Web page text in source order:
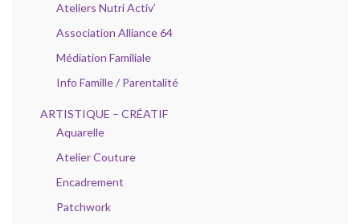
Ateliers Nutri Activ’
Association Alliance 64
Médiation Familiale
Info Famille / Parentalité
ARTISTIQUE – CRÉATIF
Aquarelle
Atelier Couture
Encadrement
Patchwork